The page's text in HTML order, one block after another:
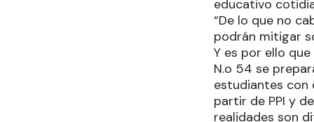
educativo
“De lo que no
podrán mitigar
Y es por ello
N.o 54 se
estudiantes con
partir de PPI y
realidades son